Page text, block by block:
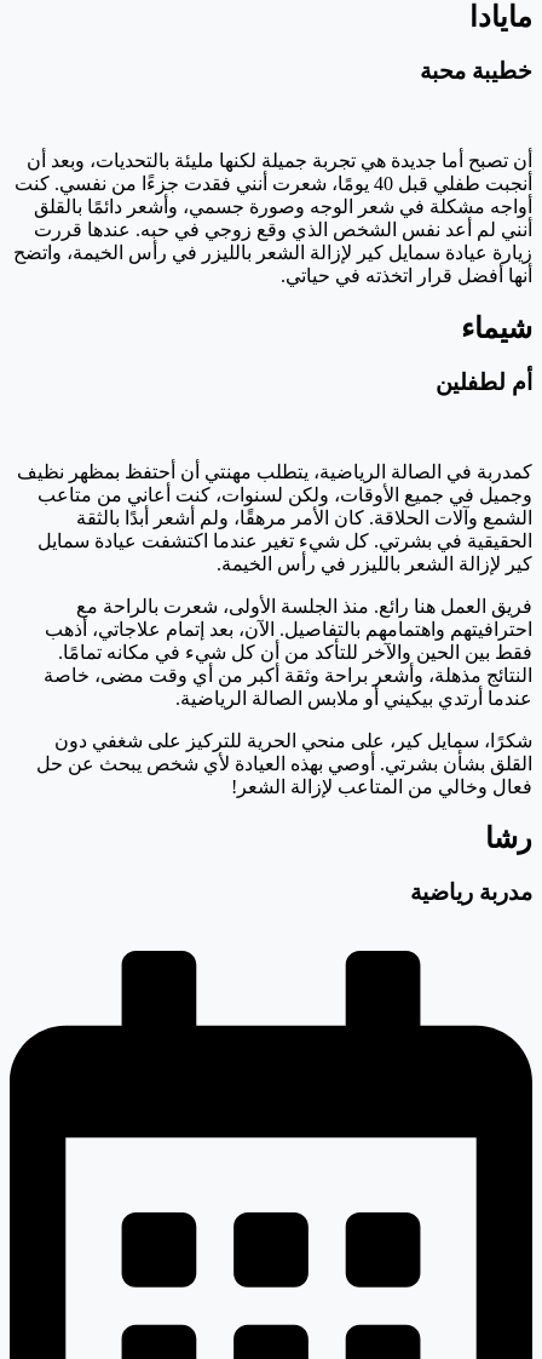
مايادا
خطيبة محبة
أن تصبح أما جديدة هي تجربة جميلة لكنها مليئة بالتحديات، وبعد أن
أنجبت طفلي قبل 40 يومًا، شعرت أنني فقدت جزءًا من نفسي. كنت
أواجه مشكلة في شعر الوجه وصورة جسمي، وأشعر دائمًا بالقلق
أنني لم أعد نفس الشخص الذي وقع زوجي في حبه. عندها قررت
زيارة عيادة سمايل كير لإزالة الشعر بالليزر في رأس الخيمة، واتضح
أنها أفضل قرار اتخذته في حياتي.
شيماء
أم لطفلين
كمدربة في الصالة الرياضية، يتطلب مهنتي أن أحتفظ بمظهر نظيف
وجميل في جميع الأوقات، ولكن لسنوات، كنت أعاني من متاعب
الشمع وآلات الحلاقة. كان الأمر مرهقًا، ولم أشعر أبدًا بالثقة
الحقيقية في بشرتي. كل شيء تغير عندما اكتشفت عيادة سمايل
كير لإزالة الشعر بالليزر في رأس الخيمة.
فريق العمل هنا رائع. منذ الجلسة الأولى، شعرت بالراحة مع
احترافيتهم واهتمامهم بالتفاصيل. الآن، بعد إتمام علاجاتي، أذهب
فقط بين الحين والآخر للتأكد من أن كل شيء في مكانه تمامًا.
النتائج مذهلة، وأشعر براحة وثقة أكبر من أي وقت مضى، خاصة
عندما أرتدي بيكيني أو ملابس الصالة الرياضية.
شكرًا، سمايل كير، على منحي الحرية للتركيز على شغفي دون
القلق بشأن بشرتي. أوصي بهذه العيادة لأي شخص يبحث عن حل
فعال وخالي من المتاعب لإزالة الشعر!
رشا
مدربة رياضية